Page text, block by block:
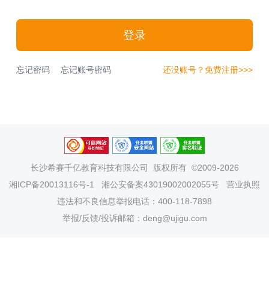
登录
忘记密码 忘记账号密码 还没账号？免费注册>>>
长沙希赛千亿教育科技有限公司
版权所有 ©2009-2026
湘ICP备20013116号-1
湘公安备案43019002002055号
营业执照
违法和不良信息举报电话：400-118-7898
举报/反馈/投诉邮箱：deng@ujigu.com